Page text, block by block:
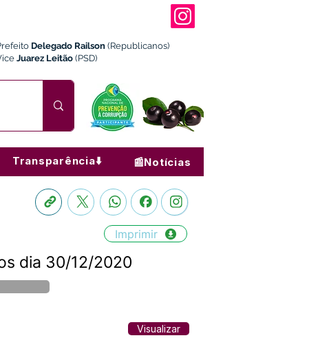
Delegado Railson (Republicanos)
Juarez Leitão (PSD)
Transparência⬇️ 📰Notícias
Imprimir
dia 30/12/2020
Visualizar